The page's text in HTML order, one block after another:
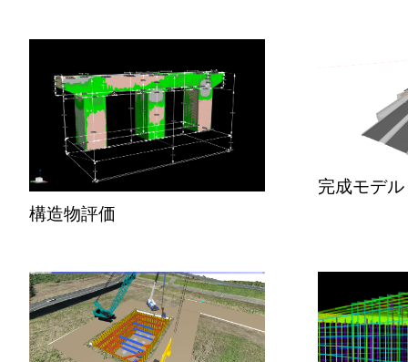
構造物評価
完成モデル